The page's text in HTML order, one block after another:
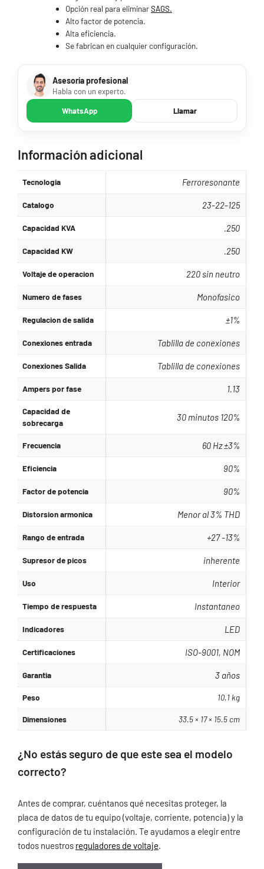
Opción real para eliminarSAGS.
Alto factor de potencia.
Alta eficiencia.
Se fabrican en cualquier configuración.
Asesoría profesional
Habla con un experto.
WhatsApp Llamar
Información adicional
Tecnologia Ferroresonante
Catalogo 23-22-125
Capacidad KVA .250
Capacidad KW .250
Voltaje de operacion 220 sin neutro
Numero de fases Monofasico
Regulacion de salida ±1%
Conexiones entrada Tablilla de conexiones
Conexiones Salida Tablilla de conexiones
Ampers por fase 1.13
Capacidad de
sobrecarga
30 minutos 120%
Frecuencia 60 Hz ±3%
Eficiencia 90%
Factor de potencia 90%
Distorsion armonica Menor al 3% THD
Rango de entrada +27 -13%
Supresor de picos inherente
Uso Interior
Tiempo de respuesta Instantaneo
Indicadores LED
Certificaciones ISO-9001, NOM
Garantia 3 años
Peso 10.1 kg
Dimensiones 33.5 × 17 × 15.5 cm
¿No estás seguro de que este sea el modelo
correcto?
Antes de comprar, cuéntanos qué necesitas proteger, la
placa de datos de tu equipo (voltaje, corriente, potencia) y la
configuración de tu instalación. Te ayudamos a elegir entre
todos nuestros reguladores de voltaje.